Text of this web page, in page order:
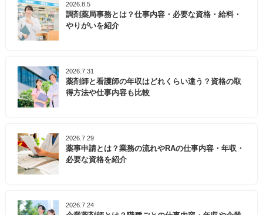
2026.8.5
調剤薬局事務とは？仕事内容・必要な資格・給料・
やりがいを紹介
2026.7.31
薬剤師と看護師の年収はどれくらい違う？資格の取
得方法や仕事内容も比較
2026.7.29
薬事申請とは？業務の流れやRAの仕事内容・年収・
必要な資格を紹介
2026.7.24